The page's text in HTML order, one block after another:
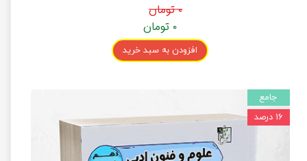
۰ تومان
۰ تومان
افزودن به سبد خرید
جامع
۱۶ درصد